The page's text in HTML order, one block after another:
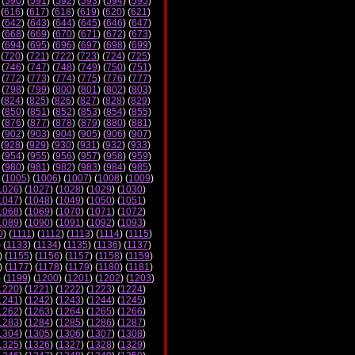
616) (617) (618) (619) (620) (621)
642) (643) (644) (645) (646) (647)
668) (669) (670) (671) (672) (673)
694) (695) (696) (697) (698) (699)
720) (721) (722) (723) (724) (725)
746) (747) (748) (749) (750) (751)
772) (773) (774) (775) (776) (777)
798) (799) (800) (801) (802) (803)
824) (825) (826) (827) (828) (829)
850) (851) (852) (853) (854) (855)
876) (877) (878) (879) (880) (881)
902) (903) (904) (905) (906) (907)
928) (929) (930) (931) (932) (933)
954) (955) (956) (957) (958) (959)
980) (981) (982) (983) (984) (985)
1005) (1006) (1007) (1008) (1009)
) (1027) (1028) (1029) (1030)
) (1048) (1049) (1050) (1051)
) (1069) (1070) (1071) (1072)
) (1090) (1091) (1092) (1093)
) (1111) (1112) (1113) (1114) (1115)
(1133) (1134) (1135) (1136) (1137)
(1155) (1156) (1157) (1158) (1159)
) (1177) (1178) (1179) (1180) (1181)
(1199) (1200) (1201) (1202) (1203)
) (1221) (1222) (1223) (1224)
) (1242) (1243) (1244) (1245)
) (1263) (1264) (1265) (1266)
) (1284) (1285) (1286) (1287)
) (1305) (1306) (1307) (1308)
) (1326) (1327) (1328) (1329)